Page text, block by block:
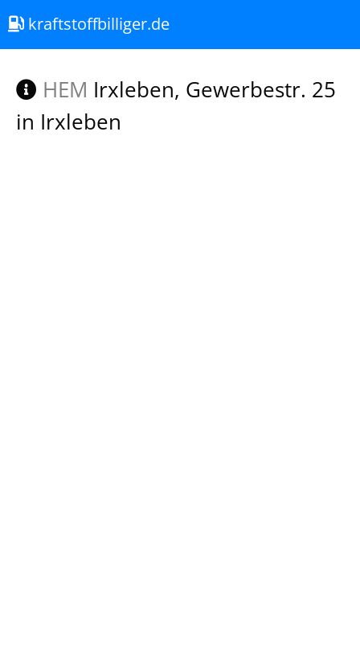
kraftstoffbilliger.de
HEM Irxleben, Gewerbestr. 25
in Irxleben